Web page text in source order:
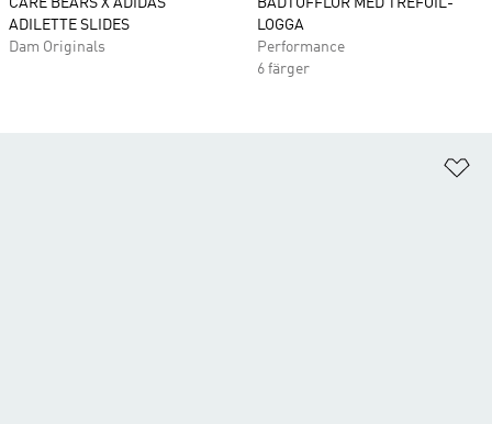
CARE BEARS X ADIDAS
ADILETTE SLIDES
Dam Originals
BADTOFFLOR MED TREFOIL-
LOGGA
Performance
6 färger